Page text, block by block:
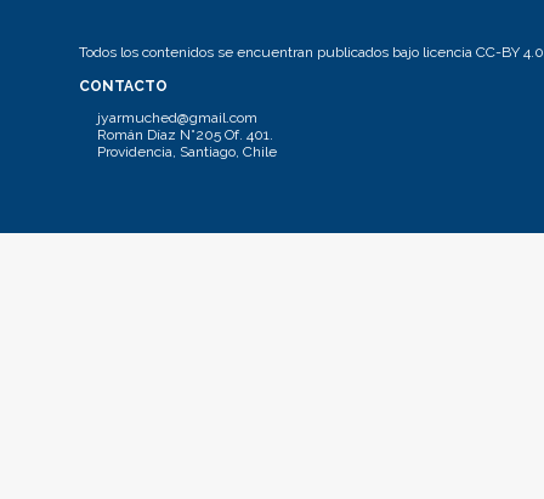
Todos los contenidos se encuentran publicados bajo licencia CC-BY 4.0
CONTACTO
jyarmuched@gmail.com
Román Díaz N°205 Of. 401.
Providencia, Santiago, Chile